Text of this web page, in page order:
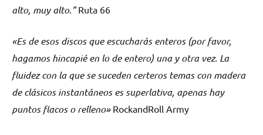
alto, muy alto.”Ruta 66
«Es de esos discos que escucharás enteros (por favor,
hagamos hincapié en lo de entero) una y otra vez. La
fluidez con la que se suceden certeros temas con madera
de clásicos instantáneos es superlativa, apenas hay
puntos flacos o relleno»RockandRoll Army